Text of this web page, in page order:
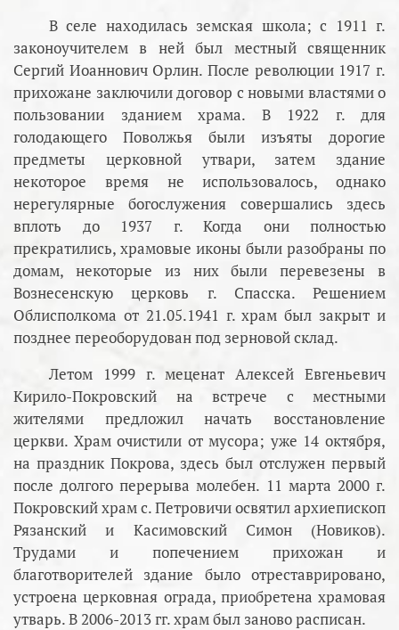
В селе находилась земская школа; с 1911 г.
законоучителем в ней был местный священник
Сергий Иоаннович Орлин. После революции 1917 г.
прихожане заключили договор с новыми властями о
пользовании зданием храма. В 1922 г. для
голодающего Поволжья были изъяты дорогие
предметы церковной утвари, затем здание
некоторое время не использовалось, однако
нерегулярные богослужения совершались здесь
вплоть до 1937 г. Когда они полностью
прекратились, храмовые иконы были разобраны по
домам, некоторые из них были перевезены в
Вознесенскую церковь г. Спасска. Решением
Облисполкома от 21.05.1941 г. храм был закрыт и
позднее переоборудован под зерновой склад.
Летом 1999 г. меценат Алексей Евгеньевич
Кирило-Покровский на встрече с местными
жителями предложил начать восстановление
церкви. Храм очистили от мусора; уже 14 октября,
на праздник Покрова, здесь был отслужен первый
после долгого перерыва молебен. 11 марта 2000 г.
Покровский храм с. Петровичи освятил архиепископ
Рязанский и Касимовский Симон (Новиков).
Трудами и попечением прихожан и
благотворителей здание было отреставрировано,
устроена церковная ограда, приобретена храмовая
утварь. В 2006-2013 гг. храм был заново расписан.